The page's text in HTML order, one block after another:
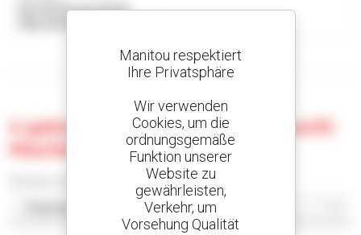
641 DOUGLAS FIR RD
Die Suchfilter anzeigen
0 gebrauchte Maschine bei Leavitt
Machinery - Sparwood
Manitou respektiert
Ihre Privatsphäre
Wir verwenden
Cookies, um die
ordnungsgemäße
Funktion unserer
Website zu
gewährleisten,
Verkehr, um
Vorsehung Qualität